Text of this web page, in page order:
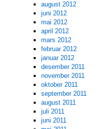
august 2012
juni 2012
mai 2012
april 2012
mars 2012
februar 2012
januar 2012
desember 2011
november 2011
oktober 2011
september 2011
august 2011
juli 2011
juni 2011